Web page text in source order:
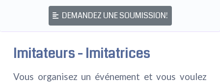
DEMANDEZ UNE SOUMISSION!
Imitateurs - Imitatrices
Vous organisez un événement et vous voulez